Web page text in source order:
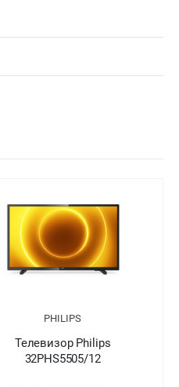
PHILIPS
Телевизор Philips
32PHS5505/12